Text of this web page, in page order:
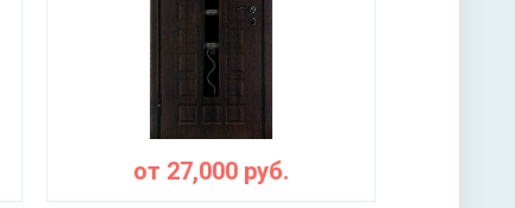
плита URSA или пенопласт (на выбор)
выбор)
от 27,000 руб.